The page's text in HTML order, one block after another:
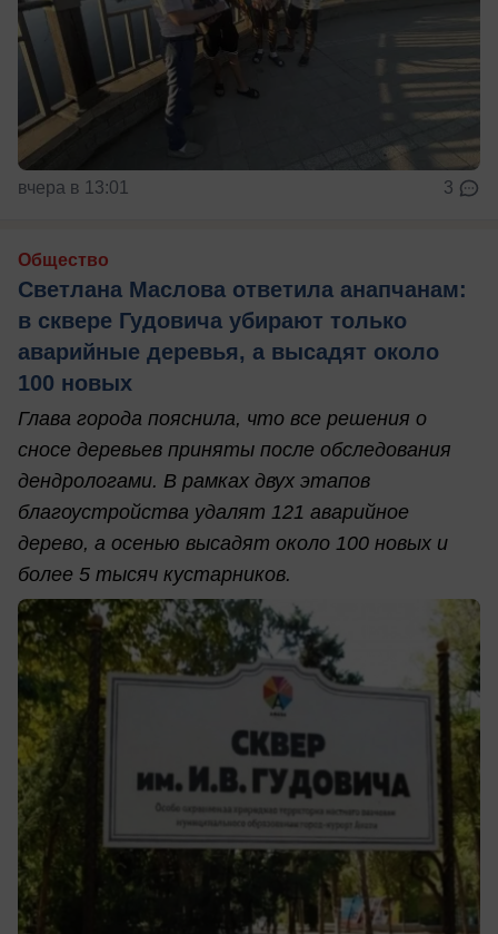
вчера в 13:01 3
Общество
Светлана Маслова ответила анапчанам:
в сквере Гудовича убирают только
аварийные деревья, а высадят около
100 новых
Глава города пояснила, что все решения о
сносе деревьев приняты после обследования
дендрологами. В рамках двух этапов
благоустройства удалят 121 аварийное
дерево, а осенью высадят около 100 новых и
более 5 тысяч кустарников.